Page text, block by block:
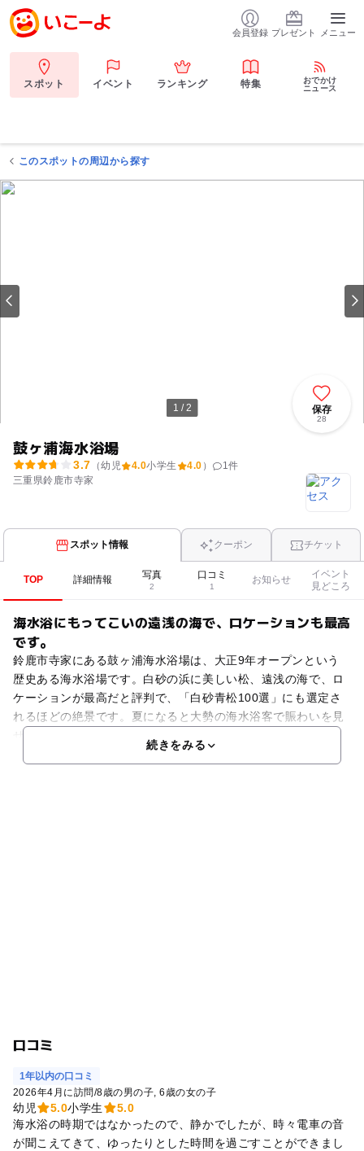
会員登録 プレゼント メニュー
スポット イベント ランキング 特集
おでかけ
ニュース
このスポットの周辺から探す
1 / 2
鼓ヶ浦海水浴場
3.7 （幼児 4.0小学生 4.0 ） 1件
三重県鈴鹿市寺家
保存
28
スポット情報 クーポン チケット
TOP 詳細情報 写真
2
口コミ
1
お知らせ
イベント
見どころ
海水浴にもってこいの遠浅の海で、ロケーションも最高
です。
鈴鹿市寺家にある鼓ヶ浦海水浴場は、大正9年オープンという
歴史ある海水浴場です。白砂の浜に美しい松、遠浅の海で、ロ
ケーションが最高だと評判で、「白砂青松100選」にも選定さ
れるほどの絶景です。夏になると大勢の海水浴客で賑わいを見
続きをみる
口コミ
1年以内の口コミ
2026年4月に訪問/8歳の男の子 6歳の女の子
幼児 5.0小学生
5.0
海水浴の時期ではなかったので、静かでしたが、時々電車の音
が聞こえてきて、ゆったりとした時間を過ごすことができまし